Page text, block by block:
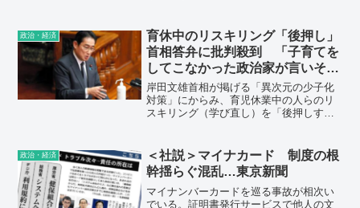
点があったことを本人や事務所が認め
た。改造内閣発足時の閣僚に続き、自民
党議員との根深い関係が露呈。秋の臨時
国会で野党は厳しく追及する構えで、岸
田文雄首相らの説明責任が問われる。
政治・経済
育休中のリスキリング「後押し」
首相答弁に批判殺到 「子育てを
してこなかった政治家が言いそう
なこと」
岸田文雄首相が掲げる「異次元の少子化
対策」にからみ、育児休業中の人らのリ
スキリング（学び直し）を「後押しす
のか疑問視する声が上がっている。
政治・経済
＜社説＞マイナカード 制度の根
幹揺らぐ混乱…東京新聞
マイナンバーカードを巡る事故が相次い
でいる。証明書発行サービスで他人の文